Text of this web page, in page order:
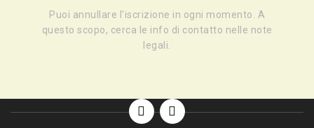
Puoi annullare l'iscrizione in ogni momento. A
questo scopo, cerca le info di contatto nelle note
legali.